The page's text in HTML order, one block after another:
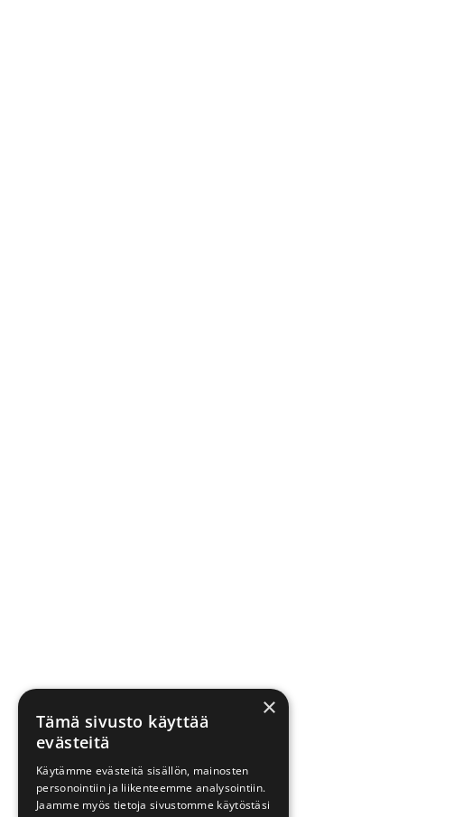
×
Tämä sivusto käyttää
evästeitä
Käytämme evästeitä sisällön, mainosten
personointiin ja liikenteemme analysointiin.
Jaamme myös tietoja sivustomme käytöstäsi